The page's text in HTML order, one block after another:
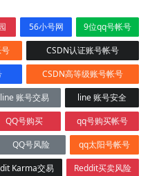
56小号网
9位qq号帐号
CSDN认证账号帐号
CSDN高等级账号帐号
line 账号交易
line 账号安全
QQ号购买
qq号购买帐号
QQ号风险
qq太阳号帐号
Karma交易
Reddit买卖风险